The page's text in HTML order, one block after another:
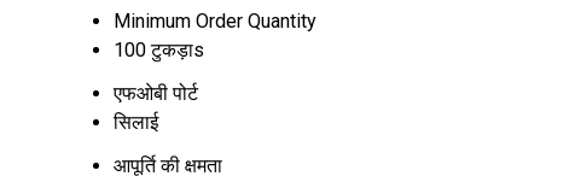
Minimum Order Quantity
100 टुकड़ाs
एफओबी पोर्ट
सिलाई
आपूर्ति की क्षमता